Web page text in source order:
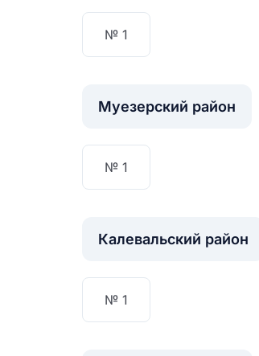
№ 1
Муезерский район
№ 1
Калевальский район
№ 1